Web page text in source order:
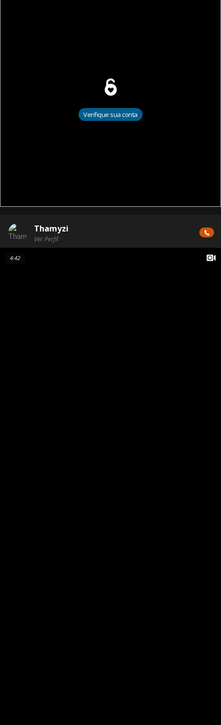
Verifique sua conta
Thamyzi
Ver Perfil
4:42